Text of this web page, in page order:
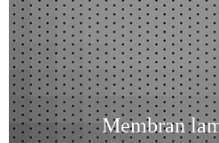
Membran